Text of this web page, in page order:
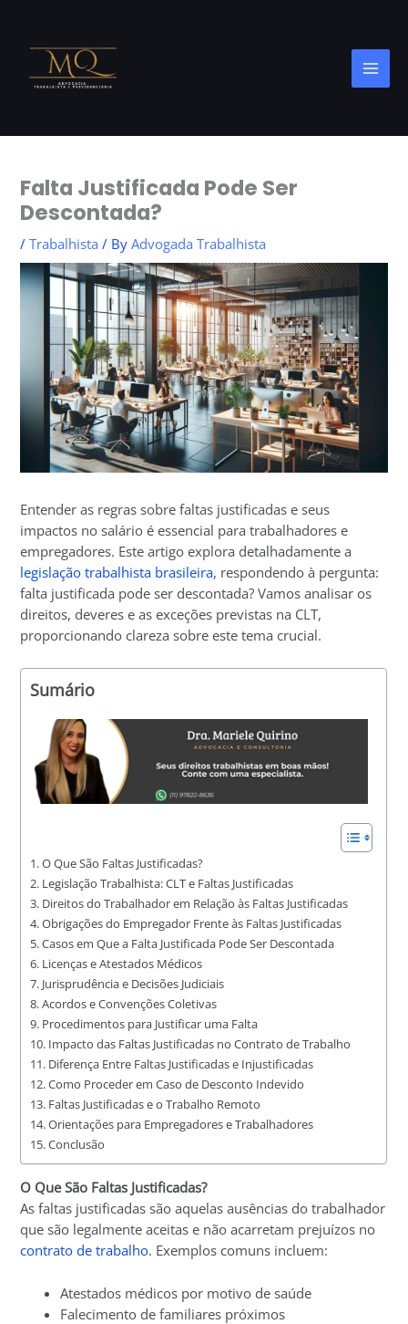
content
Falta Justificada Pode Ser
Descontada?
/Trabalhista / ByAdvogada Trabalhista
Entender as regras sobre faltas justificadas e seus
impactos no salário é essencial para trabalhadores e
empregadores. Este artigo explora detalhadamente a
legislação trabalhista brasileira, respondendo à pergunta:
falta justificada pode ser descontada? Vamos analisar os
direitos, deveres e as exceções previstas na CLT,
proporcionando clareza sobre este tema crucial.
Sumário
O Que São Faltas Justificadas?
Legislação Trabalhista: CLT e Faltas Justificadas
Direitos do Trabalhador em Relação às Faltas Justificadas
Obrigações do Empregador Frente às Faltas Justificadas
Casos em Que a Falta Justificada Pode Ser Descontada
Licenças e Atestados Médicos
Jurisprudência e Decisões Judiciais
Acordos e Convenções Coletivas
Procedimentos para Justificar uma Falta
Impacto das Faltas Justificadas no Contrato de Trabalho
Diferença Entre Faltas Justificadas e Injustificadas
Como Proceder em Caso de Desconto Indevido
Faltas Justificadas e o Trabalho Remoto
Orientações para Empregadores e Trabalhadores
Conclusão
O Que São Faltas Justificadas?
As faltas justificadas são aquelas ausências do trabalhador
que são legalmente aceitas e não acarretam prejuízos no
contrato de trabalho. Exemplos comuns incluem:
Atestados médicos por motivo de saúde
Falecimento de familiares próximos